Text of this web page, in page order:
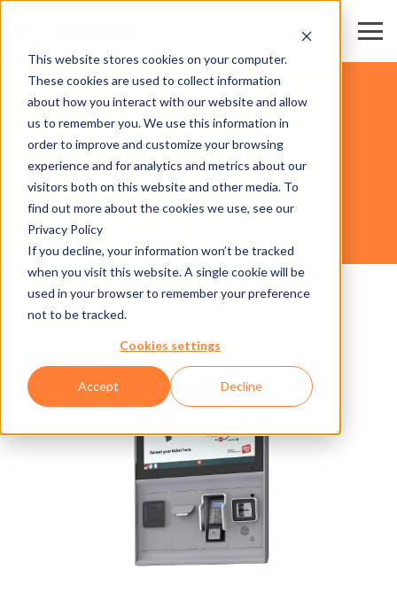
This website stores cookies on your computer.
These cookies are used to collect information
about how you interact with our website and allow
us to remember you. We use this information in
order to improve and customize your browsing
experience and for analytics and metrics about our
visitors both on this website and other media. To
find out more about the cookies we use, see our
Privacy Policy
If you decline, your information won’t be tracked
when you visit this website. A single cookie will be
used in your browser to remember your preference
not to be tracked.
Cookies settings
Accept Decline
AXESS TICKET FRAME 600
HARDWARE
OCIO